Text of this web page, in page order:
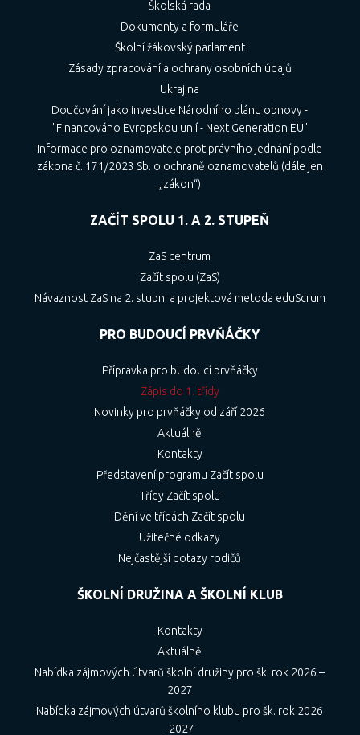
Školská rada
Dokumenty a formuláře
Školní žákovský parlament
Zásady zpracování a ochrany osobních údajů
Ukrajina
Doučování jako investice Národního plánu obnovy -
"Financováno Evropskou unií - Next Generation EU"
Informace pro oznamovatele protiprávního jednání podle
zákona č. 171/2023 Sb. o ochraně oznamovatelů (dále jen
„zákon“)
ZAČÍT SPOLU 1. A 2. STUPEŇ
ZaS centrum
Začít spolu (ZaS)
Návaznost ZaS na 2. stupni a projektová metoda eduScrum
PRO BUDOUCÍ PRVŇÁČKY
Přípravka pro budoucí prvňáčky
Zápis do 1. třídy
Novinky pro prvňáčky od září 2026
Aktuálně
Kontakty
Představení programu Začít spolu
Třídy Začít spolu
Dění ve třídách Začít spolu
Užitečné odkazy
Nejčastější dotazy rodičů
ŠKOLNÍ DRUŽINA A ŠKOLNÍ KLUB
Kontakty
Aktuálně
Nabídka zájmových útvarů školní družiny pro šk. rok 2026 –
2027
Nabídka zájmových útvarů školního klubu pro šk. rok 2026
-2027